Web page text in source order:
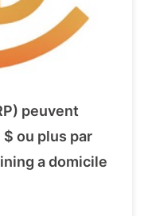
peuvent
ou plus par
a domicile